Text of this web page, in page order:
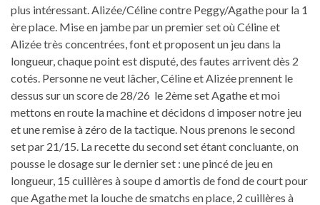
plus intéressant. Alizée/Céline contre Peggy/Agathe pour la 1
ère place. Mise en jambe par un premier set où Céline et
Alizée très concentrées, font et proposent un jeu dans la
longueur, chaque point est disputé, des fautes arrivent dès 2
cotés. Personne ne veut lâcher, Céline et Alizée prennent le
dessus sur un score de 28/26 le 2ème set Agathe et moi
mettons en route la machine et décidons d imposer notre jeu
et une remise à zéro de la tactique. Nous prenons le second
set par 21/15. La recette du second set étant concluante, on
pousse le dosage sur le dernier set : une pincé de jeu en
longueur, 15 cuillères à soupe d amortis de fond de court pour
que Agathe met la louche de smatchs en place, 2 cuillères à